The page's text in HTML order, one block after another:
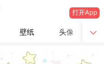
打开App
壁纸 头像